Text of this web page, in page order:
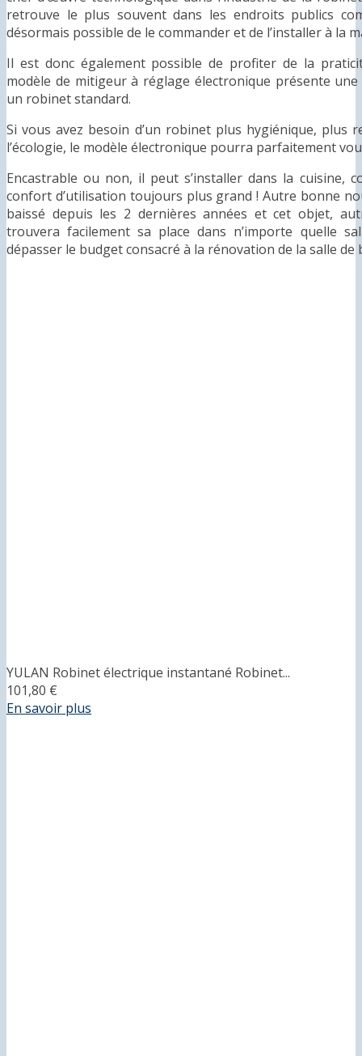
retrouve le plus souvent dans les endroits publics
désormais possible de le commander et de l’installer à la
Il est donc également possible de profiter de la
modèle de mitigeur à réglage électronique présente
un robinet standard.
Si vous avez besoin d’un robinet plus hygiénique, plus
l’écologie, le modèle électronique pourra parfaitement
Encastrable ou non, il peut s’installer dans la cuisine,
confort d’utilisation toujours plus grand ! Autre bonne
baissé depuis les 2 dernières années et cet objet,
trouvera facilement sa place dans n’importe quelle
dépasser le budget consacré à la rénovation de la salle de
YULAN Robinet électrique instantané Robinet...
101,80 €
En savoir plus